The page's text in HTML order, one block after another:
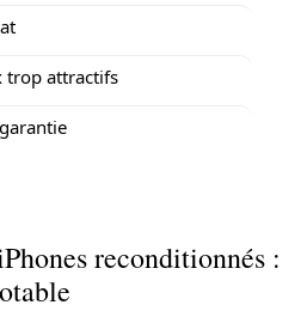
trop attractifs
reconditionnés :